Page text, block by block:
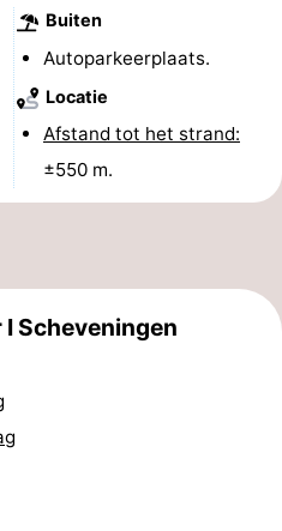
Buiten
Autoparkeerplaats.
Locatie
Afstand tot het strand:
±550 m.
Scheveningen